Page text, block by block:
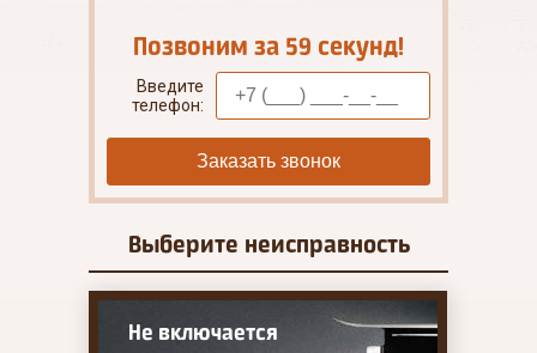
Позвоним за 59 секунд!
Введите
телефон:
Заказать звонок
Выберите неисправность
Не включается